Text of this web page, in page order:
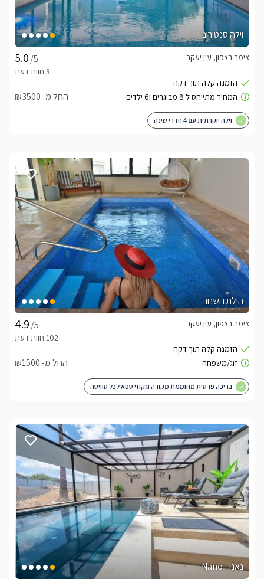
וילה סנטוריני
/5
צימר בצפון, עין יעקב
החל מ- ₪3500
וילה יוקרתית עם 4 חדרי שינה
הילת השחר
/5
צימר בצפון, עין יעקב
החל מ- ₪1500
בריכה פרטית מחוממת מקורה וגקוזי ספא לכל סוויטה
נאנו - Nano